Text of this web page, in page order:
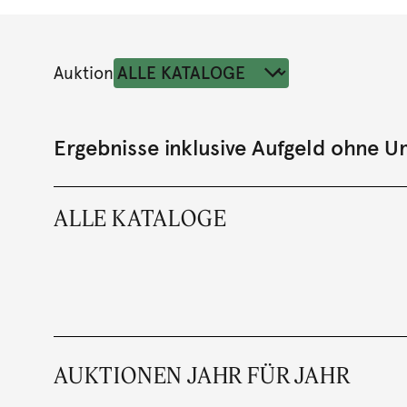
Auktion
Ergebnisse inklusive Aufgeld ohne
ALLE KATALOGE
AUKTIONEN JAHR FÜR JAHR